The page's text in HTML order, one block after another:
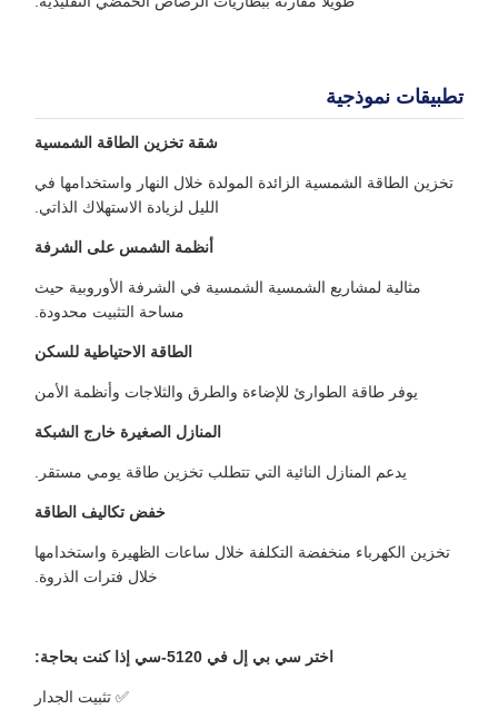
تطبيقات نموذجية
شقة تخزين الطاقة الشمسية
تخزين الطاقة الشمسية الزائدة المولدة خلال النهار واستخدامها في
الليل لزيادة الاستهلاك الذاتي.
أنظمة الشمس على الشرفة
مثالية لمشاريع الشمسية الشمسية في الشرفة الأوروبية حيث
مساحة التثبيت محدودة.
الطاقة الاحتياطية للسكن
يوفر طاقة الطوارئ للإضاءة والطرق والثلاجات وأنظمة الأمن
المنازل الصغيرة خارج الشبكة
يدعم المنازل النائية التي تتطلب تخزين طاقة يومي مستقر.
خفض تكاليف الطاقة
تخزين الكهرباء منخفضة التكلفة خلال ساعات الظهيرة واستخدامها
خلال فترات الذروة.
اختر سي بي إل في 5120-سي إذا كنت بحاجة:
✅ تثبيت الجدار